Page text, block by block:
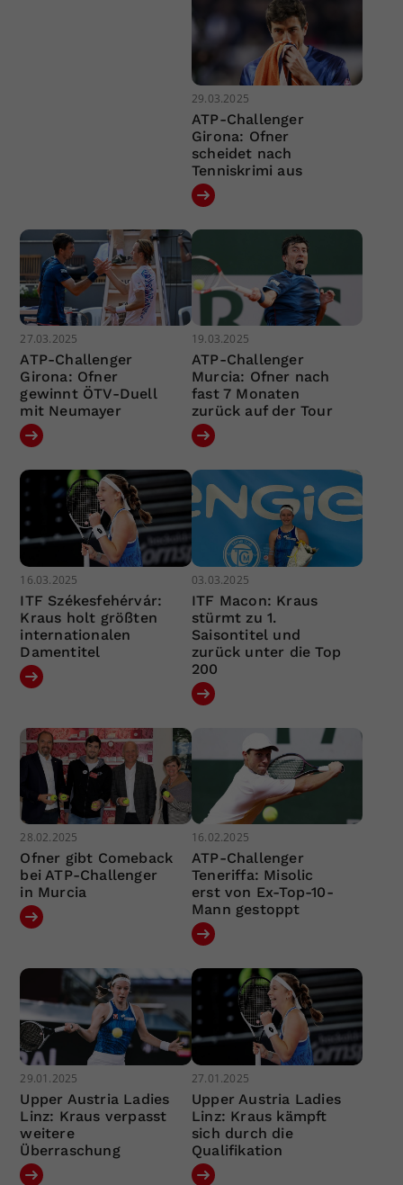
29.03.2025
ATP-Challenger
Girona: Ofner
scheidet nach
Tenniskrimi aus
27.03.2025
ATP-Challenger
Girona: Ofner
gewinnt ÖTV-Duell
mit Neumayer
19.03.2025
ATP-Challenger
Murcia: Ofner nach
fast 7 Monaten
zurück auf der Tour
16.03.2025
ITF Székesfehérvár:
Kraus holt größten
internationalen
Damentitel
03.03.2025
ITF Macon: Kraus
stürmt zu 1.
Saisontitel und
zurück unter die Top
200
28.02.2025
Ofner gibt Comeback
bei ATP-Challenger
in Murcia
16.02.2025
ATP-Challenger
Teneriffa: Misolic
erst von Ex-Top-10-
Mann gestoppt
29.01.2025
Upper Austria Ladies
Linz: Kraus verpasst
weitere
Überraschung
27.01.2025
Upper Austria Ladies
Linz: Kraus kämpft
sich durch die
Qualifikation